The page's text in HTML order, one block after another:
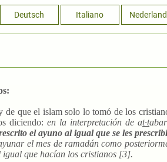
Deutsch Italiano
de que el islam solo lo tomó de los
diciendo:en la interpretación de at·t
el ayuno al igual que se les
el mes de ramadán como
igual que hacían los cristianos [3].